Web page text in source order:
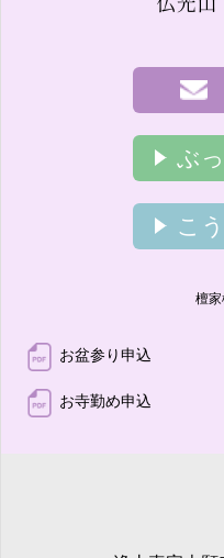
ぶ
こ
檀
お盆参り申込
お寺勤め申込